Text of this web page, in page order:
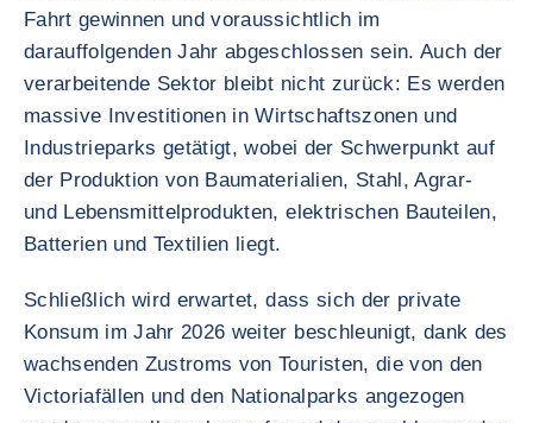
Fahrt gewinnen und voraussichtlich im
darauffolgenden Jahr abgeschlossen sein. Auch der
verarbeitende Sektor bleibt nicht zurück: Es werden
massive Investitionen in Wirtschaftszonen und
Industrieparks getätigt, wobei der Schwerpunkt auf
der Produktion von Baumaterialien, Stahl, Agrar-
und Lebensmittelprodukten, elektrischen Bauteilen,
Batterien und Textilien liegt.
Schließlich wird erwartet, dass sich der private
Konsum im Jahr 2026 weiter beschleunigt, dank des
wachsenden Zustroms von Touristen, die von den
Victoriafällen und den Nationalparks angezogen